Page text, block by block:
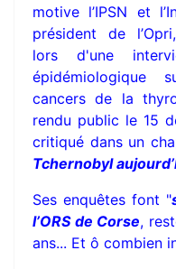
motive l’IPSN et
président de
lors d'une
épidémiologique
cancers de la
rendu public le 15
critiqué dans un
Tchernobyl
Ses enquêtes font "
l’ORS de Corse,
ans... Et ô combien